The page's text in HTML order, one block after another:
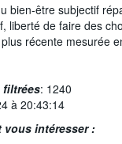
bien-être subjectif
liberté de faire des
récente mesurée
filtrées: 1240
à 20:43:14
vous intéresser :